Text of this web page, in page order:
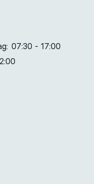
07:30 - 17:00